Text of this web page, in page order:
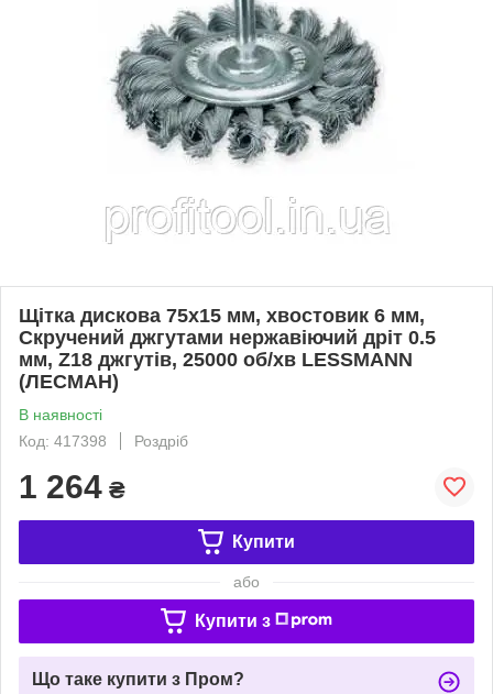
Щітка дискова 75х15 мм, хвостовик 6 мм,
Скручений джгутами нержавіючий дріт 0.5
мм, Z18 джгутів, 25000 об/хв LESSMANN
(ЛЕСМАН)
В наявності
Код: 417398
Роздріб
1 264 ₴
Купити
або
Купити з
Що таке купити з Пром?